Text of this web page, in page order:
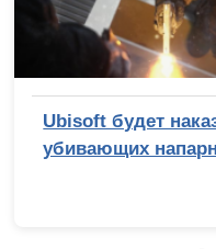
Ubisoft будет
убивающих